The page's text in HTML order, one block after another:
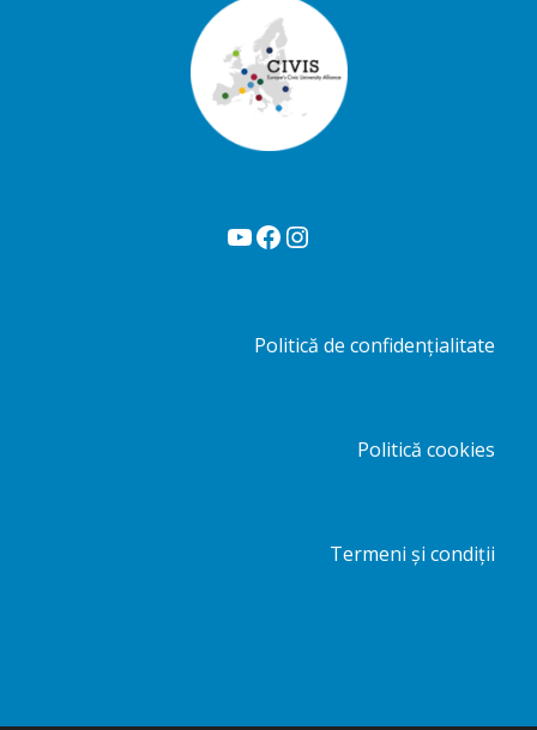
YouTube Facebook Instagram
Politică de confidențialitate
Politică cookies
Termeni și condiții